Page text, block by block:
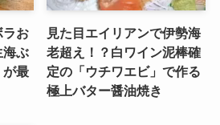
ラお
海ぶ
が最
見た目エイリアンで伊勢海
老超え！？白ワイン泥棒確
定の「ウチワエビ」で作る
極上バター醤油焼き